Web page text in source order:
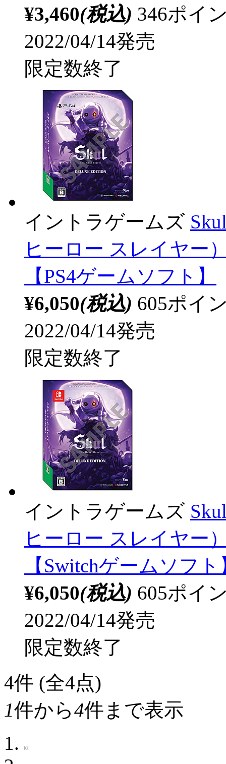
¥3,460(税込) 346ポイ
2022/04/14発売
限定数終了
イントラゲームズ
ヒーロー スレイヤー
【PS4ゲームソフト】
¥6,050(税込) 605ポイ
2022/04/14発売
限定数終了
イントラゲームズ
ヒーロー スレイヤー
【Switchゲームソフト
¥6,050(税込) 605ポイ
2022/04/14発売
限定数終了
4件 (全4点)
1件から4件まで表示